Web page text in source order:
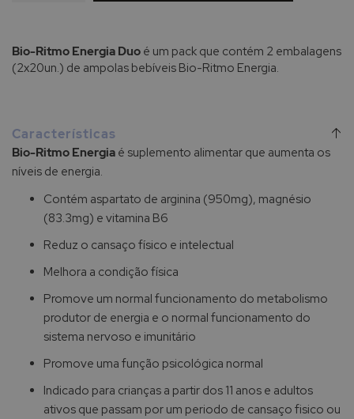
Bio-Ritmo Energia Duo é um pack que contém 2 embalagens
(2x20un.) de ampolas bebíveis Bio-Ritmo Energia.
Características
Bio-Ritmo Energia é suplemento alimentar que aumenta os
níveis de energia.
Contém aspartato de arginina (950mg), magnésio
(83.3mg) e vitamina B6
Reduz o cansaço físico e intelectual
Melhora a condição física
Promove um normal funcionamento do metabolismo
produtor de energia e o normal funcionamento do
sistema nervoso e imunitário
Promove uma função psicológica normal
Indicado para crianças a partir dos 11 anos e adultos
ativos que passam por um periodo de cansaço fisico ou